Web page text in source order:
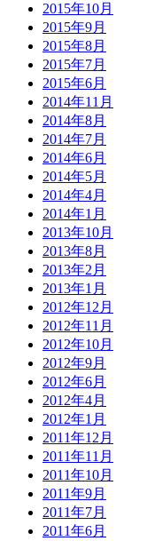
2015年10月
2015年9月
2015年8月
2015年7月
2015年6月
2014年11月
2014年8月
2014年7月
2014年6月
2014年5月
2014年4月
2014年1月
2013年10月
2013年8月
2013年2月
2013年1月
2012年12月
2012年11月
2012年10月
2012年9月
2012年6月
2012年4月
2012年1月
2011年12月
2011年11月
2011年10月
2011年9月
2011年7月
2011年6月